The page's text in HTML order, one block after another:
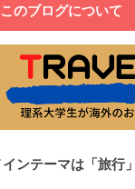
このブログについて
ンテーマは「旅行」